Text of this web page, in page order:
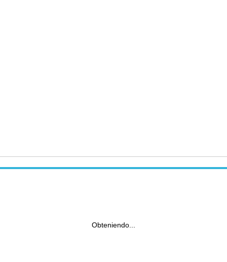
Obteniendo...